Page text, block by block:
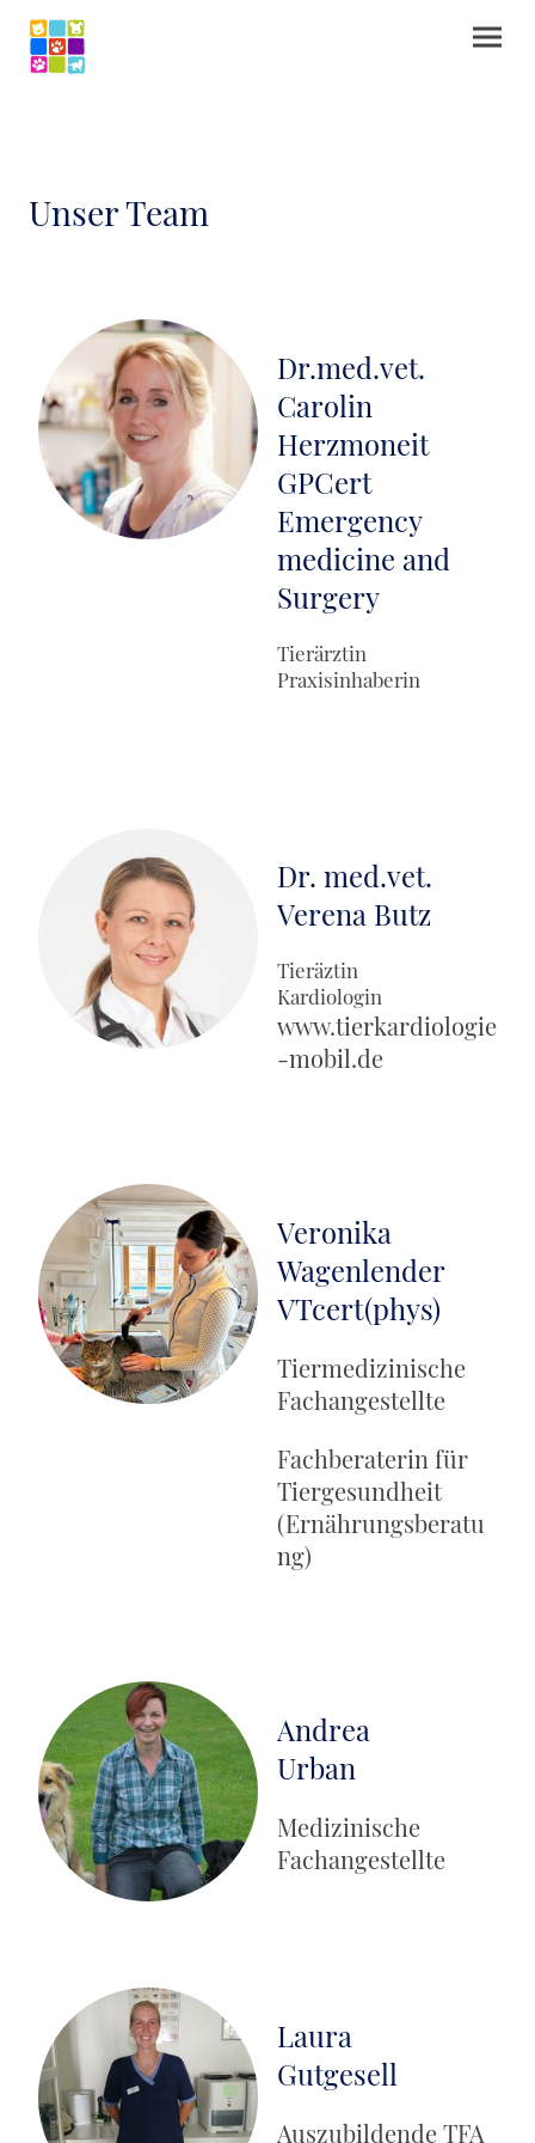
Unser Team
Dr.med.vet.
Carolin
Herzmoneit
GPCert
Emergency
medicine and
Surgery
Tierärztin
Praxisinhaberin
Dr. med.vet.
Verena Butz
Tieräztin
Kardiologin
www.tierkardiologie
-mobil.de
Veronika
Wagenlender
VTcert(phys)
Tiermedizinische
Fachangestellte
Fachberaterin für
Tiergesundheit
(Ernährungsberatu
ng)
Andrea
Urban
Medizinische
Fachangestellte
Laura
Gutgesell
Auszubildende TFA